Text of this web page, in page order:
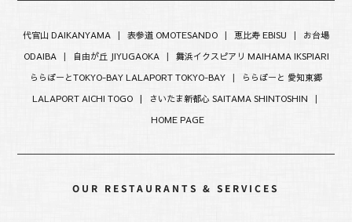
代官山 DAIKANYAMA | 表参道 OMOTESANDO | 恵比寿 EBISU | お台場
ODAIBA | 自由が丘 JIYUGAOKA | 舞浜イクスピアリ MAIHAMA IKSPIARI
ららぽーとTOKYO-BAY LALAPORT TOKYO-BAY |
ららぽーと 愛知東郷
LALAPORT AICHI TOGO |
さいたま新都心 SAITAMA SHINTOSHIN |
HOME PAGE
OUR RESTAURANTS & SERVICES